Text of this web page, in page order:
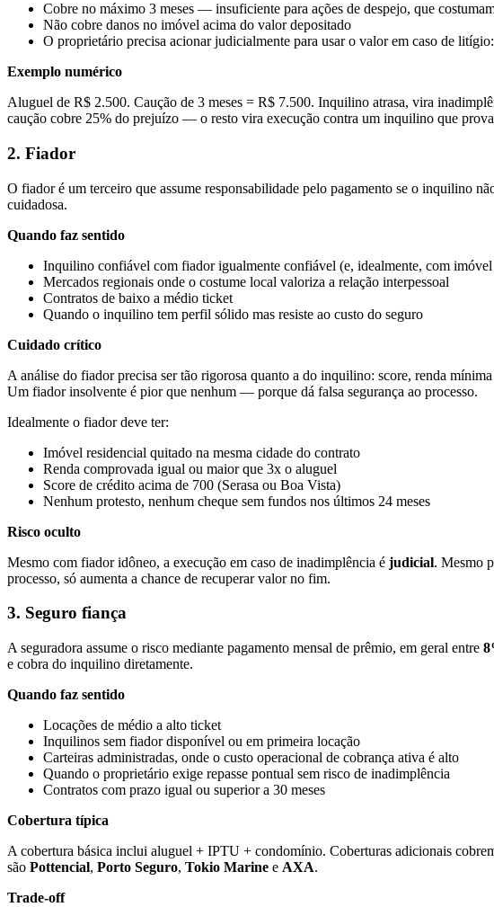
Cobre no máximo 3 meses — insuficiente para ações de despejo, que
Não cobre danos no imóvel acima do valor depositado
O proprietário precisa acionar judicialmente para usar o valor em caso de
Exemplo numérico
Aluguel de R$ 2.500. Caução de 3 meses = R$ 7.500. Inquilino atrasa, vira
caução cobre 25% do prejuízo — o resto vira execução contra um inquilino que
2. Fiador
O fiador é um terceiro que assume responsabilidade pelo pagamento se o inquilino
cuidadosa.
Quando faz sentido
Inquilino confiável com fiador igualmente confiável (e, idealmente, com
Mercados regionais onde o costume local valoriza a relação interpessoal
Contratos de baixo a médio ticket
Quando o inquilino tem perfil sólido mas resiste ao custo do seguro
Cuidado crítico
A análise do fiador precisa ser tão rigorosa quanto a do inquilino: score, renda
Um fiador insolvente é pior que nenhum — porque dá falsa segurança ao processo.
Idealmente o fiador deve ter:
Imóvel residencial quitado na mesma cidade do contrato
Renda comprovada igual ou maior que 3x o aluguel
Score de crédito acima de 700 (Serasa ou Boa Vista)
Nenhum protesto, nenhum cheque sem fundos nos últimos 24 meses
Risco oculto
Mesmo com fiador idôneo, a execução em caso de inadimplência é judicial. Mesmo
processo, só aumenta a chance de recuperar valor no fim.
3. Seguro fiança
A seguradora assume o risco mediante pagamento mensal de prêmio, em geral entre
e cobra do inquilino diretamente.
Quando faz sentido
Locações de médio a alto ticket
Inquilinos sem fiador disponível ou em primeira locação
Carteiras administradas, onde o custo operacional de cobrança ativa é alto
Quando o proprietário exige repasse pontual sem risco de inadimplência
Contratos com prazo igual ou superior a 30 meses
Cobertura típica
A cobertura básica inclui aluguel + IPTU + condomínio. Coberturas adicionais
são Pottencial, Porto Seguro, Tokio Marine e AXA.
Trade-off